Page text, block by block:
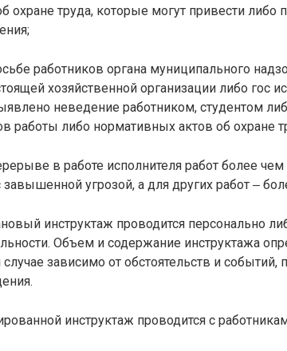
охране труда, которые могут привести либо
работников органа муниципального
хозяйственной организации либо гос
неведение работником, студентом
работы либо нормативных актов об охране
в работе исполнителя работ более
завышенной угрозой, а для других работ ‒
инструктаж проводится персонально
Объем и содержание инструктажа
случае зависимо от обстоятельств и
инструктаж проводится с